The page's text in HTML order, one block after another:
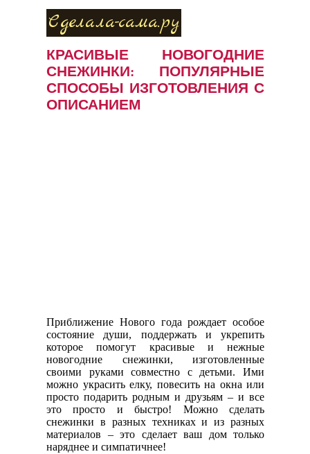
Сделала-сама.ру
КРАСИВЫЕ НОВОГОДНИЕ
СНЕЖИНКИ: ПОПУЛЯРНЫЕ
СПОСОБЫ ИЗГОТОВЛЕНИЯ С
ОПИСАНИЕМ
Приближение Нового года рождает особое
состояние души, поддержать и укрепить
которое помогут красивые и нежные
новогодние снежинки, изготовленные
своими руками совместно с детьми. Ими
можно украсить елку, повесить на окна или
просто подарить родным и друзьям – и все
это просто и быстро! Можно сделать
снежинки в разных техниках и из разных
материалов – это сделает ваш дом только
наряднее и симпатичнее!